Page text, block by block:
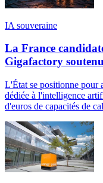
IA souveraine
La France
Gigafactory
L'État se positionne pour
dédiée à l'intelligence
d'euros de capacités de